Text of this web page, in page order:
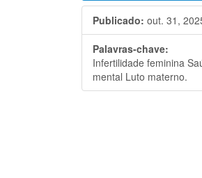
Publicado: out. 31,
Palavras-chave:
Infertilidade feminina
mental Luto materno.